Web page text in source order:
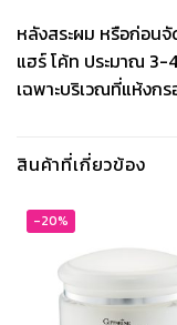
หลังสระผม หรือก่อน
แฮร์ โค้ท ประมาณ 3-
เฉพาะบริเวณที่แห้งก
สินค้าที่เกี่ยวข้อง
-20%